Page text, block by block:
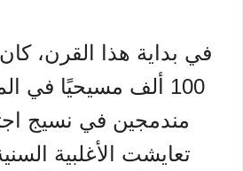
في بداية هذا القرن،
100 ألف مسيحيًا في
مندمجين في نسيج
تعايشت الأغلبية